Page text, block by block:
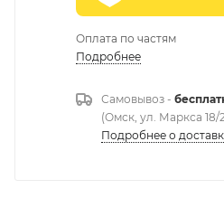
Оплата по частям
Подробнее
Самовывоз -
(Омск, ул. Маркса 18/
Подробнее о